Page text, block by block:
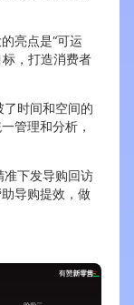
亮点是“可运
标，打造消费者
时间和空间的
管理和分析，
准下发导购回访
导购提效，做